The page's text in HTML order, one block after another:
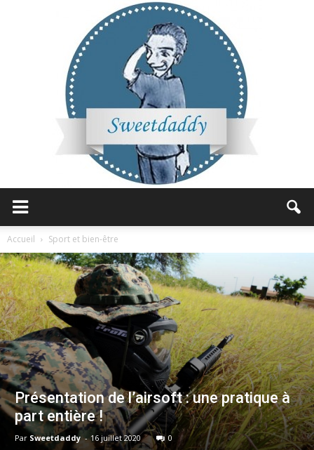
Accueil Sport et bien-être
Présentation de l’airsoft : une pratique à
part entière !
Par Sweetdaddy - 16 juillet 2020 0